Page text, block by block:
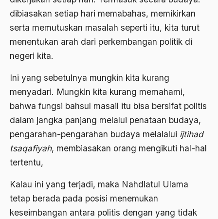
dibiasakan setiap hari memabahas, memikirkan
serta memutuskan masalah seperti itu, kita turut
menentukan arah dari perkembangan politik di
negeri kita.
Ini yang sebetulnya mungkin kita kurang
menyadari. Mungkin kita kurang memahami,
bahwa fungsi bahsul masail itu bisa bersifat politis
dalam jangka panjang melalui penataan budaya,
pengarahan-pengarahan budaya melalalui ijtihad
tsaqafiyah, membiasakan orang mengikuti hal-hal
tertentu,
Kalau ini yang terjadi, maka Nahdlatul Ulama
tetap berada pada posisi menemukan
keseimbangan antara politis dengan yang tidak
Ard
Argentina
Ariel Saron
Ariel Sharon
Ario Wowor
Arnold Y. Toynbeen
Arogansi Birokrasi
Arrigo Sacchi
Arswendo
Arswendo Atmowiloto